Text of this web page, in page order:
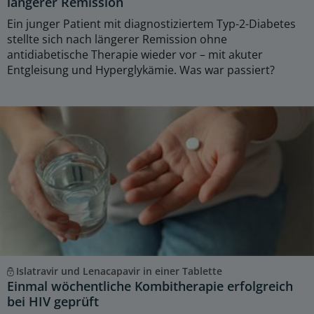
Ein junger Patient mit diagnostiziertem Typ-2-Diabetes
stellte sich nach längerer Remission ohne
antidiabetische Therapie wieder vor – mit akuter
Entgleisung und Hyperglykämie. Was war passiert?
Islatravir und Lenacapavir in einer Tablette
Einmal wöchentliche Kombitherapie erfolgreich
bei HIV geprüft